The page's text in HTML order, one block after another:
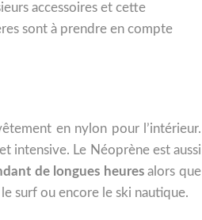
accessoires et cette
sont à prendre en compte
en nylon pour l’intérieur.
intensive. Le Néoprène est aussi
de longues heuresalors que
surf ou encore le ski nautique.